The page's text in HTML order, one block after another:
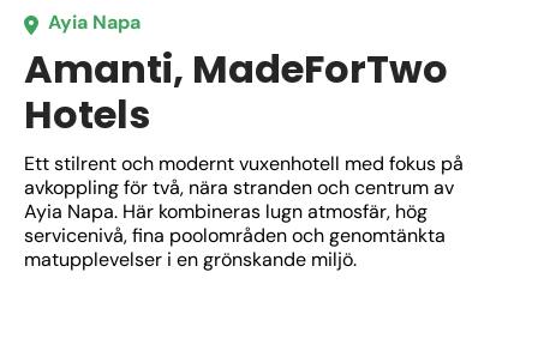
Ayia Napa
Amanti, MadeForTwo
Hotels
Ett stilrent och modernt vuxenhotell med fokus på
avkoppling för två, nära stranden och centrum av
Ayia Napa. Här kombineras lugn atmosfär, hög
servicenivå, fina poolområden och genomtänkta
matupplevelser i en grönskande miljö.